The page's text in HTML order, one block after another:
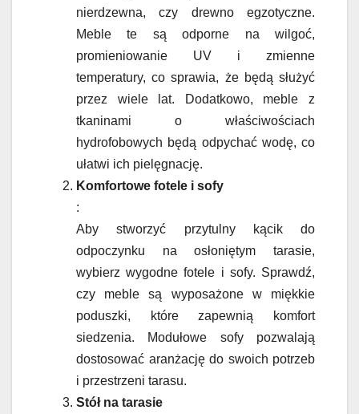
nierdzewna, czy drewno egzotyczne.
Meble te są odporne na wilgoć,
promieniowanie UV i zmienne
temperatury, co sprawia, że będą służyć
przez wiele lat. Dodatkowo, meble z
tkaninami o właściwościach
hydrofobowych będą odpychać wodę, co
ułatwi ich pielęgnację.
Komfortowe fotele i sofy
:
Aby stworzyć przytulny kącik do
odpoczynku na osłoniętym tarasie,
wybierz wygodne fotele i sofy. Sprawdź,
czy meble są wyposażone w miękkie
poduszki, które zapewnią komfort
siedzenia. Modułowe sofy pozwalają
dostosować aranżację do swoich potrzeb
i przestrzeni tarasu.
Stół na tarasie